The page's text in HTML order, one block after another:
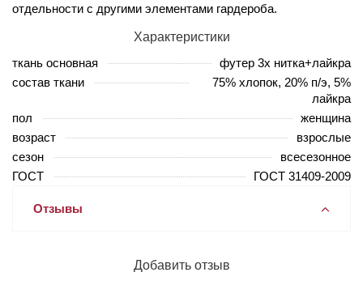
отдельности с другими элементами гардероба.
Характеристики
ткань основная
футер 3х нитка+лайкра
состав ткани
75% хлопок, 20% п/э, 5%
лайкра
пол
женщина
возраст
взрослые
сезон
всесезонное
ГОСТ
ГОСТ 31409-2009
Отзывы
Добавить отзыв